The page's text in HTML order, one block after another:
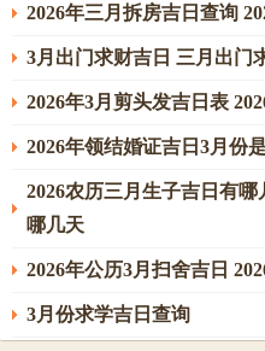
属虎的老年人普通有着非常
与公益意识- 经常参加部分志
...开外在这个阶段，家人与社
老年人的情感需求与社会价
适与快乐。
2026年三月拆房吉日查询
3月出门求财吉日 三月出门
2026年3月剪头发吉日表
2026年领结婚证吉日3月份
2026农历三月生子吉日有
哪几天
2026年公历3月扫舍吉日
3月份求学吉日查询